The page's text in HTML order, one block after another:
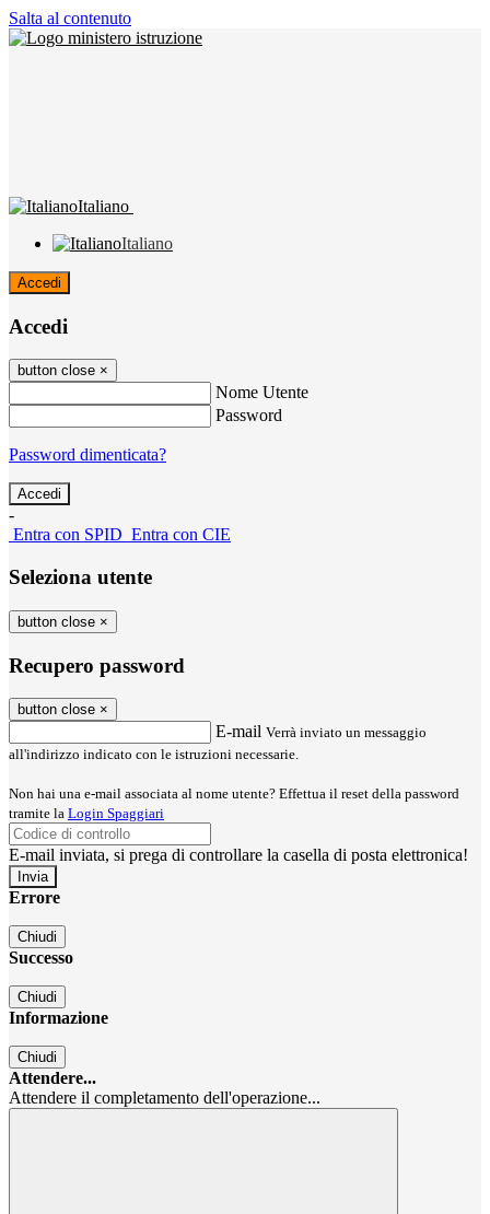
Salta al contenuto
Italiano
Italiano
Accedi
Accedi
button close ×
Nome Utente
Password
Password dimenticata?
-
Entra con SPID Entra con CIE
Seleziona utente
button close ×
Recupero password
button close ×
E-mail Verrà inviato un messaggio
all'indirizzo indicato con le istruzioni necessarie.
Non hai una e-mail associata al nome utente? Effettua il reset della password
tramite la Login Spaggiari
E-mail inviata, si prega di controllare la casella di posta elettronica!
Errore
Chiudi
Successo
Chiudi
Informazione
Chiudi
Attendere...
Attendere il completamento dell'operazione...